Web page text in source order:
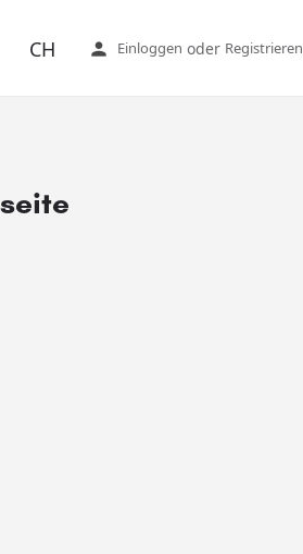
CH Einloggen oder Registrieren